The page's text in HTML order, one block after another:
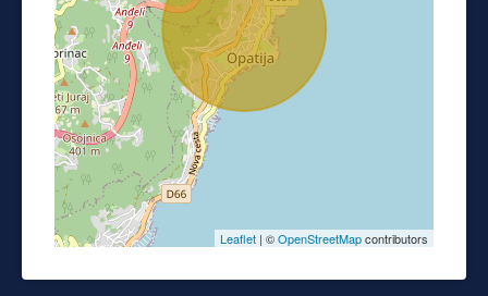
Leaflet | ©OpenStreetMapcontributors